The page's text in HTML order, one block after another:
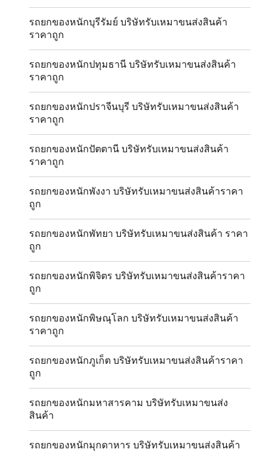
รถยกของหนักบุรีรัมย์ บริษัทรับเหมาขนส่งสินค้า
ราคาถูก
รถยกของหนักปทุมธานี บริษัทรับเหมาขนส่งสินค้า
ราคาถูก
รถยกของหนักปราจีนบุรี บริษัทรับเหมาขนส่งสินค้า
ราคาถูก
รถยกของหนักปัตตานี บริษัทรับเหมาขนส่งสินค้า
ราคาถูก
รถยกของหนักพังงา บริษัทรับเหมาขนส่งสินค้าราคา
ถูก
รถยกของหนักพัทยา บริษัทรับเหมาขนส่งสินค้า ราคา
ถูก
รถยกของหนักพิจิตร บริษัทรับเหมาขนส่งสินค้าราคา
ถูก
รถยกของหนักพิษณุโลก บริษัทรับเหมาขนส่งสินค้า
ราคาถูก
รถยกของหนักภูเก็ต บริษัทรับเหมาขนส่งสินค้าราคา
ถูก
รถยกของหนักมหาสารคาม บริษัทรับเหมาขนส่ง
สินค้า
รถยกของหนักมุกดาหาร บริษัทรับเหมาขนส่งสินค้า